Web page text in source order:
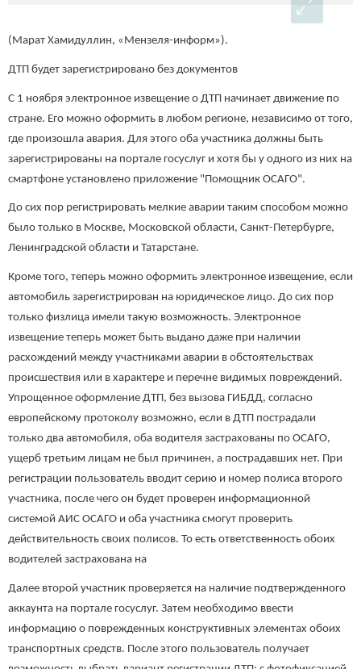
(Марат Хамидуллин, «Мензеля-информ»).
ДТП будет зарегистрировано без документов
С 1 ноября электронное извещение о ДТП начинает движение по
стране. Его можно оформить в любом регионе, независимо от того,
где произошла авария. Для этого оба участника должны быть
зарегистрированы на портале госуслуг и хотя бы у одного из них на
смартфоне установлено приложение "Помощник ОСАГО".
До сих пор регистрировать мелкие аварии таким способом можно
было только в Москве, Московской области, Санкт-Петербурге,
Ленинградской области и Татарстане.
Кроме того, теперь можно оформить электронное извещение, если
автомобиль зарегистрирован на юридическое лицо. До сих пор
только физлица имели такую возможность. Электронное
извещение теперь может быть выдано даже при наличии
расхождений между участниками аварии в обстоятельствах
происшествия или в характере и перечне видимых повреждений.
Упрощенное оформление ДТП, без вызова ГИБДД, согласно
европейскому протоколу возможно, если в ДТП пострадали
только два автомобиля, оба водителя застрахованы по ОСАГО,
ущерб третьим лицам не был причинен, а пострадавших нет. При
регистрации пользователь вводит серию и номер полиса второго
участника, после чего он будет проверен информационной
системой АИС ОСАГО и оба участника смогут проверить
действительность своих полисов. То есть ответственность обоих
водителей застрахована на
Далее второй участник проверяется на наличие подтвержденного
аккаунта на портале госуслуг. Затем необходимо ввести
информацию о поврежденных конструктивных элементах обоих
транспортных средств. После этого пользователь получает